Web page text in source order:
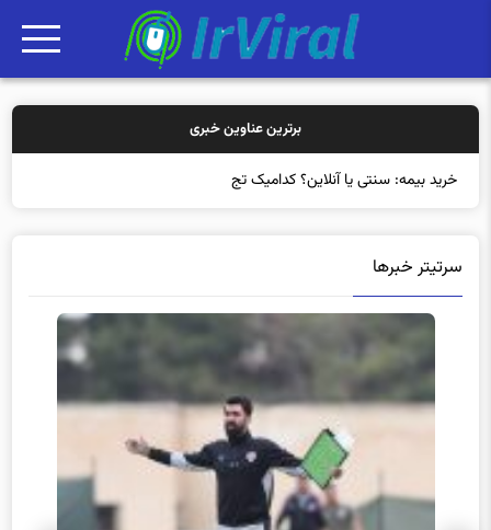
برترین عناوین خبری
خرید بیمه: سنتی یا آنلاین؟ کدامیک تجربه بهتری برای مشتریان
سرتیتر خبرها